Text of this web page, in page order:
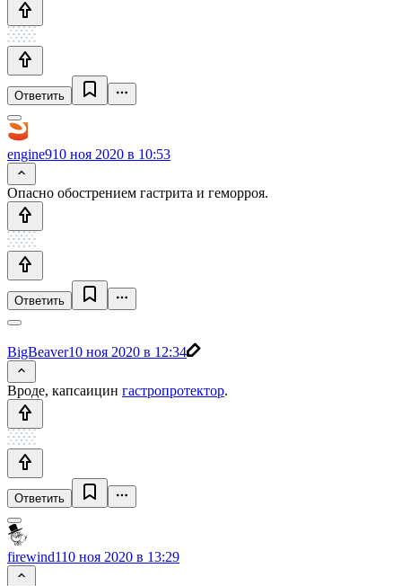
Ответить
engine910 ноя 2020 в 10:53
Опасно обострением гастрита и геморроя.
Ответить
BigBeaver10 ноя 2020 в 12:34
Вроде, капсаицин гастропротектор.
Ответить
firewind110 ноя 2020 в 13:29